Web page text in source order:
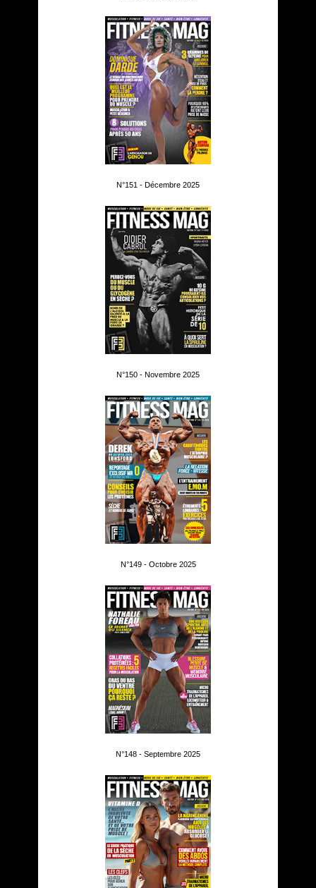
N°151 - Décembre 2025
N°150 - Novembre 2025
N°149 - Octobre 2025
N°148 - Septembre 2025